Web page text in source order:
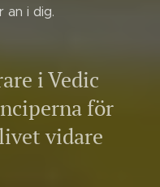
an i dig.
i Vedic
för
vidare